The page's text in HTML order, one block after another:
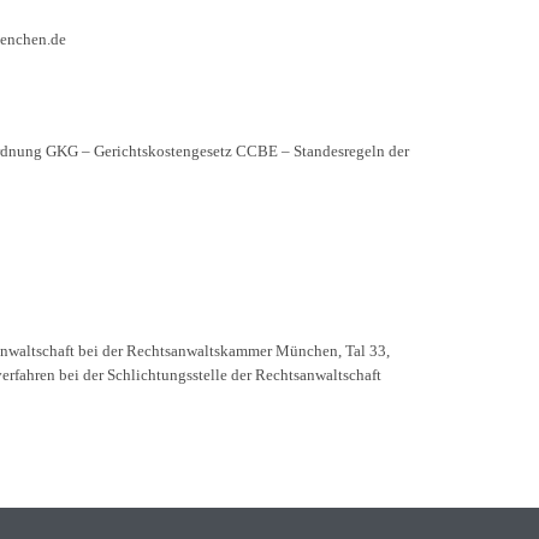
GKG – Gerichtskostengesetz CCBE – Standesregeln der
bei der Rechtsanwaltskammer München, Tal 33,
bei der Schlichtungsstelle der Rechtsanwaltschaft